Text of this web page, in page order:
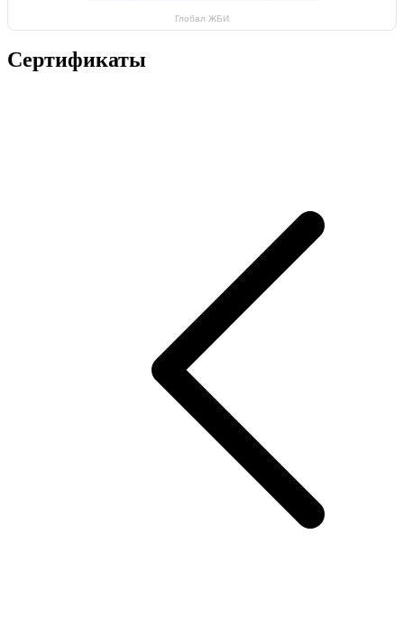
Глобал ЖБИ
Сертификаты